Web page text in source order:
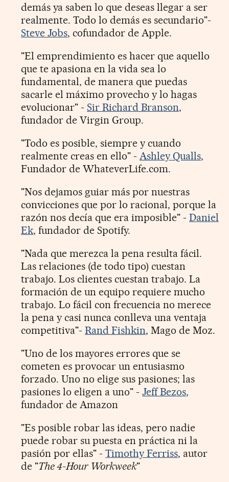
demás ya saben lo que deseas llegar a ser
realmente. Todo lo demás es secundario"-
Steve Jobs, cofundador de Apple.
"El emprendimiento es hacer que aquello
que te apasiona en la vida sea lo
fundamental, de manera que puedas
sacarle el máximo provecho y lo hagas
evolucionar" - Sir Richard Branson,
fundador de Virgin Group.
"Todo es posible, siempre y cuando
realmente creas en ello" - Ashley Qualls,
Fundador de WhateverLife.com.
"Nos dejamos guiar más por nuestras
convicciones que por lo racional, porque la
razón nos decía que era imposible" - Daniel
Ek, fundador de Spotify.
"Nada que merezca la pena resulta fácil.
Las relaciones (de todo tipo) cuestan
trabajo. Los clientes cuestan trabajo. La
formación de un equipo requiere mucho
trabajo. Lo fácil con frecuencia no merece
la pena y casi nunca conlleva una ventaja
competitiva"- Rand Fishkin, Mago de Moz.
"Uno de los mayores errores que se
cometen es provocar un entusiasmo
forzado. Uno no elige sus pasiones; las
pasiones lo eligen a uno" - Jeff Bezos,
fundador de Amazon
"Es posible robar las ideas, pero nadie
puede robar su puesta en práctica ni la
pasión por ellas" - Timothy Ferriss, autor
de "The 4-Hour Workweek"